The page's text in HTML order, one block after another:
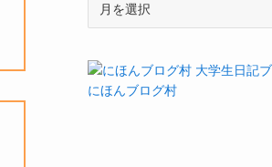
イ
ブ
にほんブログ村